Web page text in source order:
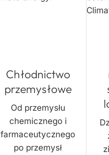
Chłodnictwo
przemysłowe
Od przemysłu
chemicznego i
farmaceutycznego
po przemysł